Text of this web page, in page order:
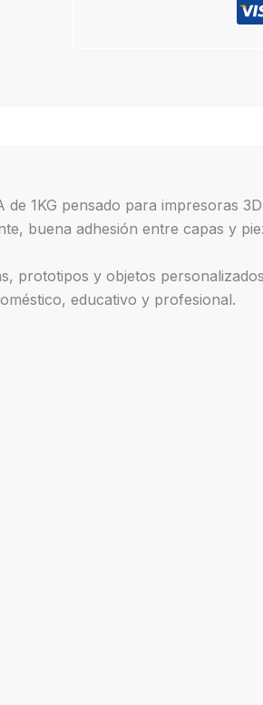
de 1KG pensado para impresoras
buena adhesión entre capas y
prototipos y objetos
educativo y profesional.